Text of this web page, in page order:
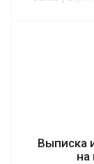
Выписка